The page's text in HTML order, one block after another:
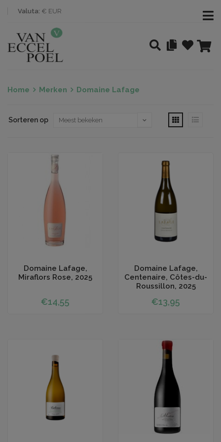
Valuta: € EUR
Home Merken Domaine Lafage
Sorteren op
Domaine Lafage,
Miraflors Rose, 2025
€14,55
Domaine Lafage,
Centenaire, Côtes-du-
Roussillon, 2025
€13,95